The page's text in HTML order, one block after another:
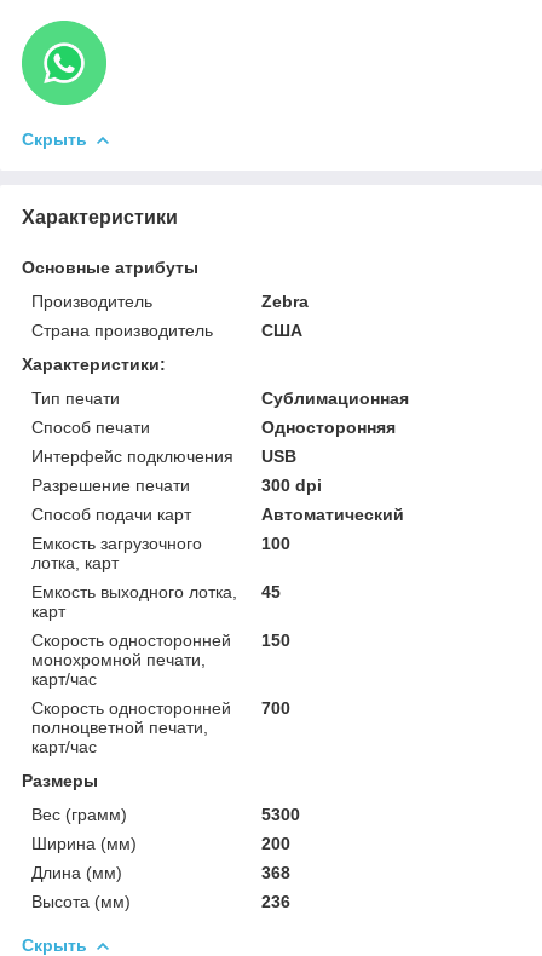
Скрыть
Характеристики
Основные атрибуты
Производитель
Zebra
Страна производитель
США
Характеристики:
Тип печати
Сублимационная
Способ печати
Односторонняя
Интерфейс подключения
USB
Разрешение печати
300 dpi
Способ подачи карт
Автоматический
Емкость загрузочного
лотка, карт
100
Емкость выходного лотка,
карт
45
Скорость односторонней
монохромной печати,
карт/час
150
Скорость односторонней
полноцветной печати,
карт/час
700
Размеры
Вес (грамм)
5300
Ширина (мм)
200
Длина (мм)
368
Высота (мм)
236
Скрыть